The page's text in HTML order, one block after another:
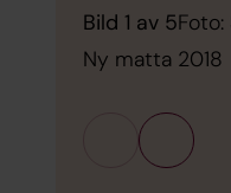
Bild 1 av 5Foto:
Ny matta 2018